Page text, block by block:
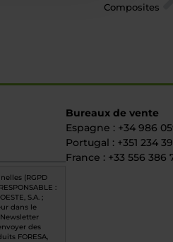
Composites
(RGPD
:
S.A. ;
dans le
des
FORESA,
Bureaux de vente
Espagne : +34 986
Portugal : +351 234
France : +33 556 386